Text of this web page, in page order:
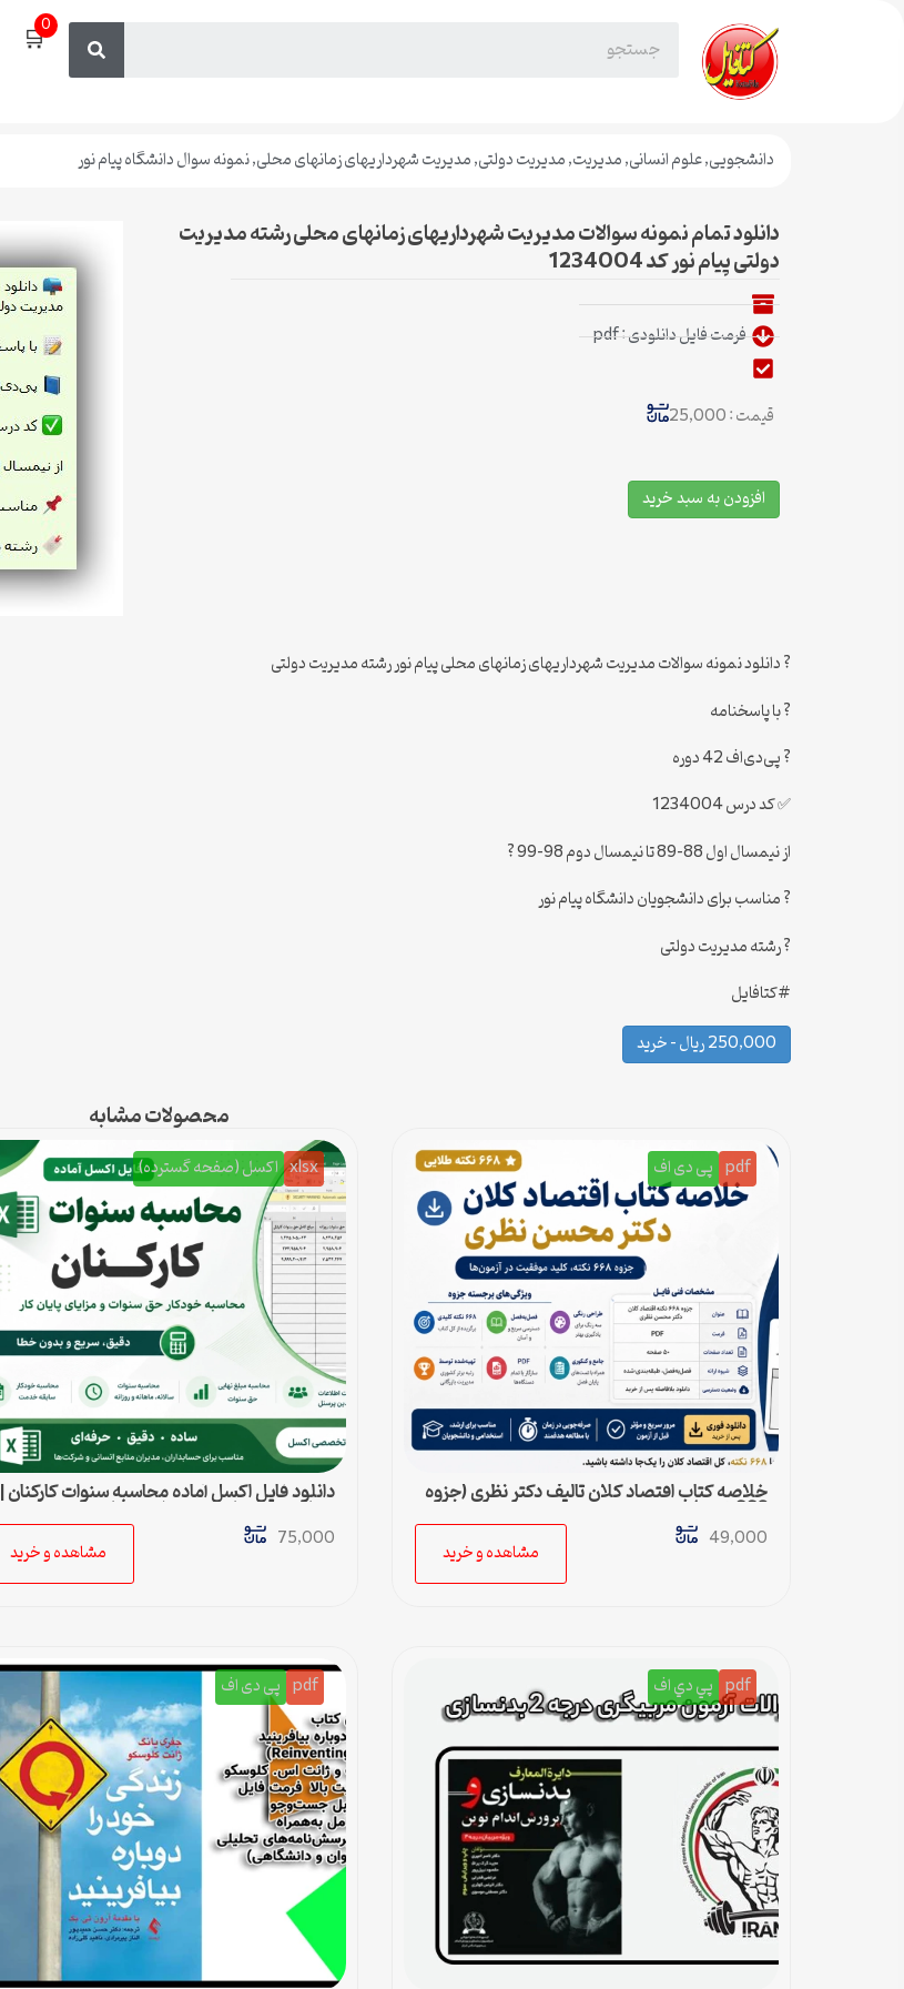
🛒0
دانشجویی,علوم انسانی,مدیریت,مدیریت دولتی,مدیریت شهرداریهای زمانهای محلی,نمونه سوال دانشگاه پیام نور
دانلود تمام نمونه سوالات مدیریت شهرداریهای زمانهای محلی رشته مدیریت
دولتی پیام نور کد 1234004
فرمت فایل دانلودی : pdf
قیمت : 25,000
افزودن به سبد خرید
? دانلود نمونه سوالات مدیریت شهرداریهای زمانهای محلی پیام نور رشته مدیریت دولتی
? با پاسخنامه
? پی‌دی‌اف 42 دوره
✅ کد درس 1234004
از نیمسال اول 88-89 تا نیمسال دوم 98-99 ?
? مناسب برای دانشجویان دانشگاه پیام نور
? رشته مدیریت دولتی
#کتافایل
250,000 ریال – خرید
محصولات مشابه
pdf پی دی اف
خلاصه کتاب اقتصاد کلان تالیف دکتر نظری (جزوه
668 نکته)
49,000
مشاهده و خرید
xlsx اکسل (صفحه گسترده)
دانلود فایل اکسل آماده محاسبه سنوات کارکنان |
محاسبه خودکار حق سنوات و پایان کار
75,000
مشاهده و خرید
pdf پي دي اف pdf پی دی اف